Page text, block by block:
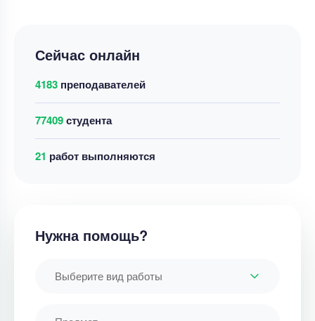
Сейчас онлайн
4183 преподавателей
77409студента
26 работ выполняются
Нужна помощь?
Выберите вид работы